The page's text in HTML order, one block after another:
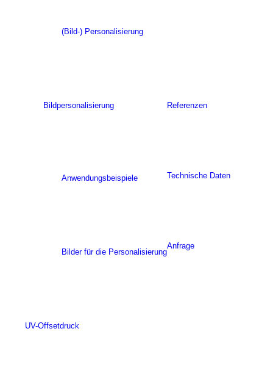
(Bild-) Personalisierung
Bildpersonalisierung
Anwendungsbeispiele
Bilder für die Personalisierung
Referenzen
Technische Daten
Anfrage
UV-Offsetdruck